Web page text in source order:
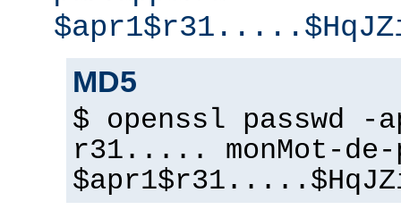
MD5
$ openssl passwd
r31..... monMot-de-